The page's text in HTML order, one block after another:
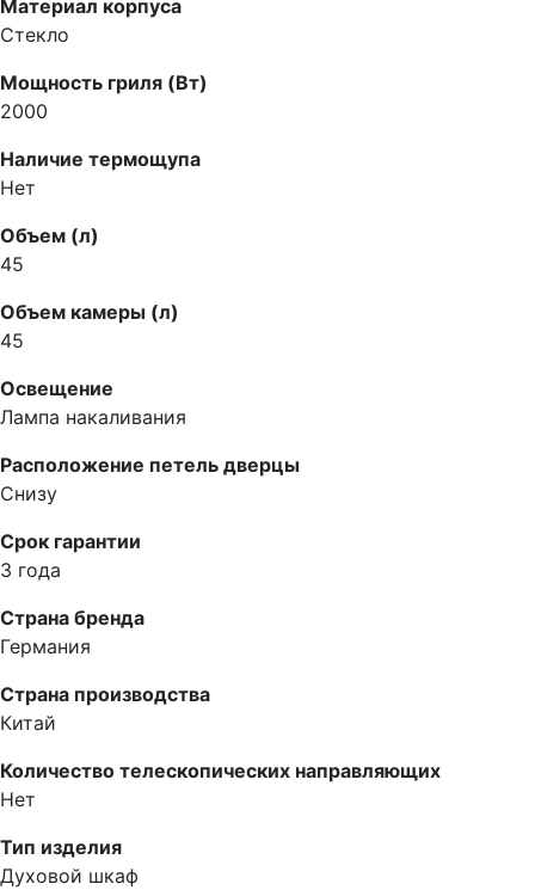
Материал корпуса
Стекло
Мощность гриля (Вт)
2000
Наличие термощупа
Нет
Объем (л)
45
Объем камеры (л)
45
Освещение
Лампа накаливания
Расположение петель дверцы
Снизу
Срок гарантии
3 года
Страна бренда
Германия
Страна производства
Китай
Количество телескопических направляющих
Нет
Тип изделия
Духовой шкаф